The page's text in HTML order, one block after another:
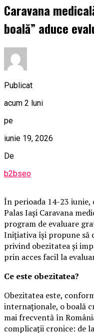
Caravana
boală” aduce
Publicat
acum 2 luni
pe
iunie 19, 2026
De
b2bseo
În perioada 14-23 iunie,
Palas Iași Caravana
program de evaluare
Inițiativa își propune să
privind obezitatea și
prin acces facil la
Ce este obezitatea?
Obezitatea este,
internaționale, o boală
mai frecventă în
complicații cronice: de